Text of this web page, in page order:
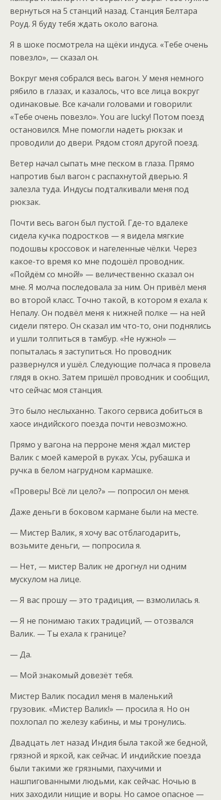
вернуться на 5 станций назад. Станция Белтара
Роуд. Я буду тебя ждать около вагона.
Я в шоке посмотрела на щёки индуса. «Тебе очень
повезло», — сказал он.
Вокруг меня собрался весь вагон. У меня немного
рябило в глазах, и казалось, что все лица вокруг
одинаковые. Все качали головами и говорили:
«Тебе очень повезло». You are lucky! Потом поезд
остановился. Мне помогли надеть рюкзак и
проводили до двери. Рядом стоял другой поезд.
Ветер начал сыпать мне песком в глаза. Прямо
напротив был вагон с распахнутой дверью. Я
залезла туда. Индусы подталкивали меня под
рюкзак.
Почти весь вагон был пустой. Где-то вдалеке
сидела кучка подростков — я видела мягкие
подошвы кроссовок и нагеленные чёлки. Через
какое-то время ко мне подошёл проводник.
«Пойдём со мной!» — величественно сказал он
мне. Я молча последовала за ним. Он привёл меня
во второй класс. Точно такой, в котором я ехала к
Непалу. Он подвёл меня к нижней полке — на ней
сидели пятеро. Он сказал им что-то, они поднялись
и ушли толпиться в тамбур. «Не нужно!» —
попыталась я заступиться. Но проводник
развернулся и ушёл. Следующие полчаса я провела
глядя в окно. Затем пришёл проводник и сообщил,
что сейчас моя станция.
Это было неслыханно. Такого сервиса добиться в
хаосе индийского поезда почти невозможно.
Прямо у вагона на перроне меня ждал мистер
Валик с моей камерой в руках. Усы, рубашка и
ручка в белом нагрудном кармашке.
«Проверь! Всё ли цело?» — попросил он меня.
Даже деньги в боковом кармане были на месте.
— Мистер Валик, я хочу вас отблагодарить,
возьмите деньги, — попросила я.
— Нет, — мистер Валик не дрогнул ни одним
мускулом на лице.
— Я вас прошу — это традиция, — взмолилась я.
— Я не понимаю таких традиций, — отозвался
Валик. — Ты ехала к границе?
— Да.
— Мой знакомый довезёт тебя.
Мистер Валик посадил меня в маленький
грузовик. «Мистер Валик!» — просила я. Но он
похлопал по железу кабины, и мы тронулись.
Двадцать лет назад Индия была такой же бедной,
грязной и яркой, как сейчас. И индийские поезда
были такими же грязными, пахучими и
нашпигованными людьми, как сейчас. Ночью в
них заходили нищие и воры. Но самое опасное —